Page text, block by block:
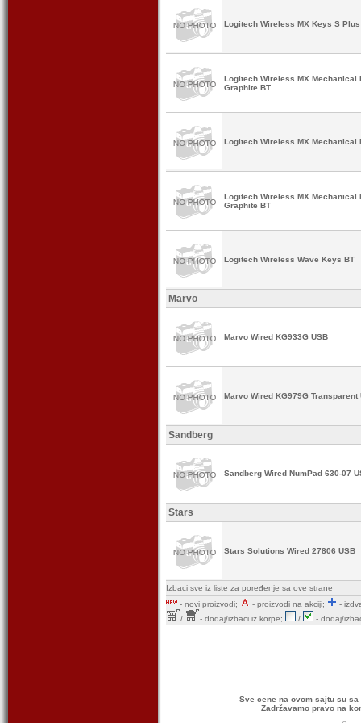
Logitech Wireless MX Keys S
Logitech Wireless MX Mechanical
Graphite BT
Logitech Wireless MX Mechanical
Logitech Wireless MX Mechanical
Graphite BT
Logitech Wireless Wave Keys BT
Marvo
Marvo Wired KG933G USB
Marvo Wired KG979G Transparent
Sandberg
Sandberg Wired NumPad 630-07
Stars
Stars Solutions Wired 27806 USB
Izbaci sve iz liste za poređenje sa ove strane
- novi proizvodi; - proizvodi na akciji;
-
/
- dodaj/izbaci iz korpe; / - dodaj/
Sve cene na ovom sajtu su
Zadržavamo pravo na